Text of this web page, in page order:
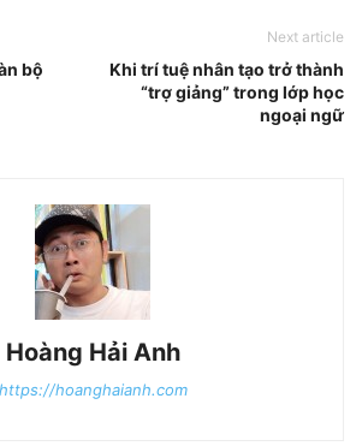
bộ
Next article
Khi trí tuệ nhân tạo trở thành
“trợ giảng” trong lớp học
ngoại ngữ
Hoàng Hải Anh
https://hoanghaianh.com